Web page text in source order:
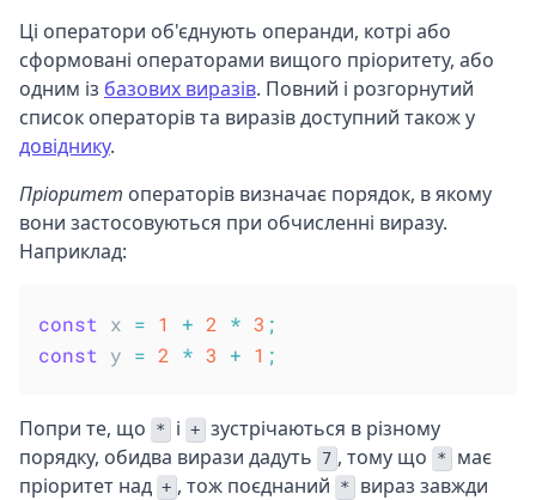
Ці оператори об'єднують операнди, котрі або
сформовані операторами вищого пріоритету, або
одним із базових виразів. Повний і розгорнутий
список операторів та виразів доступний також у
довіднику.
Пріоритет операторів визначає порядок, в якому
вони застосовуються при обчисленні виразу.
Наприклад:
const x = 1 + 2 * 3 ;
const y = 2 * 3 + 1 ;
Попри те, що * і + зустрічаються в різному
порядку, обидва вирази дадуть
7 , тому що *
має
пріоритет над + , тож поєднаний *
вираз завжди